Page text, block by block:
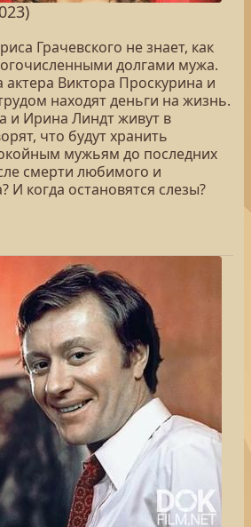
Грачевского не знает, как
долгами мужа.
актера Виктора Проскурина и
находят деньги на жизнь.
и Ирина Линдт живут в
что будут хранить
мужьям до последних
смерти любимого и
И когда остановятся слезы?